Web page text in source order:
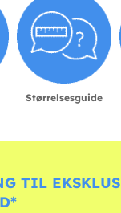
Størrelsesguide
TIL